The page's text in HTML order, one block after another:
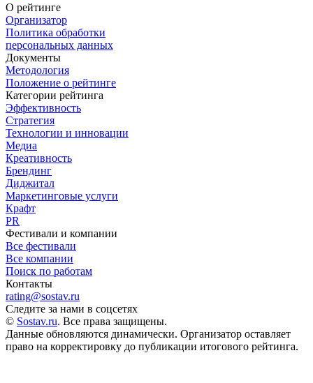
О рейтинге
Организатор
Политика обработки
персональных данных
Документы
Методология
Положение о рейтинге
Категории рейтинга
Эффективность
Стратегия
Технологии и инновации
Медиа
Креативность
Брендинг
Диджитал
Маркетинговые услуги
Крафт
PR
Фестивали и компании
Все фестивали
Все компании
Поиск по работам
Контакты
rating@sostav.ru
Следите за нами в соцсетях
© Sostav.ru. Все права защищены.
Данные обновляются динамически. Организатор оставляет
право на корректировку до публикации итогового рейтинга.